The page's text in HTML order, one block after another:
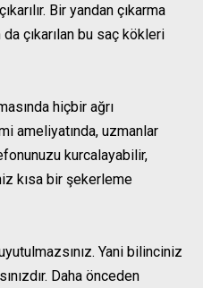
Bir yandan çıkarma
çıkarılan bu saç kökleri
hiçbir ağrı
ameliyatında, uzmanlar
kurcalayabilir,
kısa bir şekerleme
Yani bilinciniz
Daha önceden